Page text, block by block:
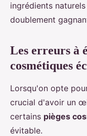
ingrédients
doublement
Les erreurs à
cosmétiques
Lorsqu'on opte
crucial d'avoir un
certains pièges
évitable.